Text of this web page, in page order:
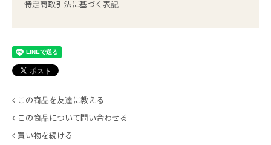
特定商取引法に基づく表記
この商品を友達に教える
この商品について問い合わせる
買い物を続ける